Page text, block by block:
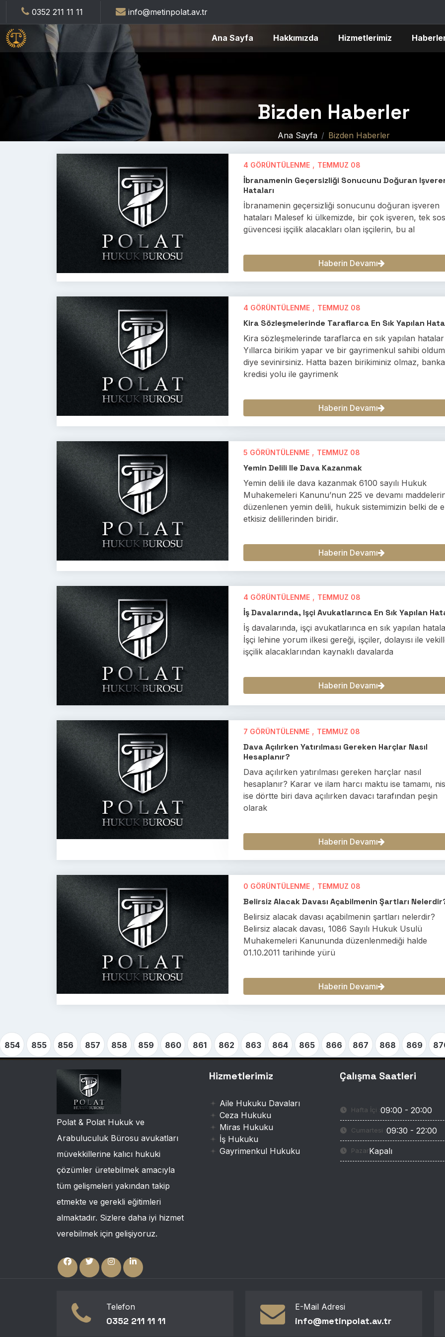
0352 211 11 11 info@metinpolat.av.tr
Ana Sayfa Hakkımızda Hizmetlerimiz
Bizden Haberler
Ana Sayfa Bizden Haberler
4 GÖRÜNTÜLENME , TEMMUZ 08
İbranamenin Geçersizliği Sonucunu Doğuran
Hataları
İbranamenin geçersizliği sonucunu doğuran işveren
hataları Malesef ki ülkemizde, bir çok işveren, tek
güvencesi işçilik alacakları olan işçilerin, bu al
Haberin Devamı
4 GÖRÜNTÜLENME , TEMMUZ 08
Kira Sözleşmelerinde Taraflarca En Sık Yapılan
Kira sözleşmelerinde taraflarca en sık yapılan hatalar
Yıllarca birikim yapar ve bir gayrimenkul sahibi oldum
diye sevinirsiniz. Hatta bazen birikiminiz olmaz, banka
kredisi yolu ile gayrimenk
Haberin Devamı
5 GÖRÜNTÜLENME , TEMMUZ 08
Yemin Delili Ile Dava Kazanmak
Yemin delili ile dava kazanmak 6100 sayılı Hukuk
Muhakemeleri Kanunu’nun 225 ve devamı
düzenlenen yemin delili, hukuk sistemimizin belki de
etkisiz delillerinden biridir.
Haberin Devamı
4 GÖRÜNTÜLENME , TEMMUZ 08
İş Davalarında, Işçi Avukatlarınca En Sık Yapılan
İş davalarında, işçi avukatlarınca en sık yapılan
İşçi lehine yorum ilkesi gereği, işçiler, dolayısı ile
işçilik alacaklarından kaynaklı davalarda
Haberin Devamı
7 GÖRÜNTÜLENME , TEMMUZ 08
Dava Açılırken Yatırılması Gereken Harçlar Nasıl
Hesaplanır?
Dava açılırken yatırılması gereken harçlar nasıl
hesaplanır? Karar ve ilam harcı maktu ise tamamı,
ise dörtte biri dava açılırken davacı tarafından peşin
olarak
Haberin Devamı
0 GÖRÜNTÜLENME , TEMMUZ 08
Belirsiz Alacak Davası Açabilmenin Şartları
Belirsiz alacak davası açabilmenin şartları nelerdir?
Belirsiz alacak davası, 1086 Sayılı Hukuk Usulü
Muhakemeleri Kanununda düzenlenmediği halde
01.10.2011 tarihinde yürü
Haberin Devamı
854 855 856 857 858 859 860 861 862 863 864 865 866 867 868 869
Polat & Polat Hukuk ve
Arabuluculuk Bürosu avukatları
müvekkillerine kalıcı hukuki
çözümler üretebilmek amacıyla
tüm gelişmeleri yakından takip
etmekte ve gerekli eğitimleri
almaktadır. Sizlere daha iyi hizmet
verebilmek için gelişiyoruz.
Hizmetlerimiz
Aile Hukuku Davaları
Ceza Hukuku
Miras Hukuku
İş Hukuku
Gayrimenkul Hukuku
Çalışma Saatleri
Hafta İçi :09:00 - 20:00
Cumartesi :09:30 - 22:00
PazarKapalı
Telefon
0352 211 11 11
E-Mail Adresi
info@metinpolat.av.tr